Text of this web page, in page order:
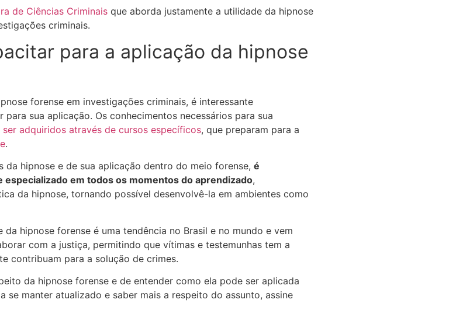
de Ciências Criminais que aborda justamente a utilidade da hipnose
criminais.
para a aplicação da hipnose
forense em investigações criminais, é interessante
sua aplicação. Os conhecimentos necessários para sua
ser adquiridos através de cursos específicos, que preparam para a
.
hipnose e de sua aplicação dentro do meio forense, é
em todos os momentos do aprendizado,
da hipnose, tornando possível desenvolvê-la em ambientes como
hipnose forense é uma tendência no Brasil e no mundo e vem
com a justiça, permitindo que vítimas e testemunhas tem a
contribuam para a solução de crimes.
da hipnose forense e de entender como ela pode ser aplicada
se manter atualizado e saber mais a respeito do assunto, assine